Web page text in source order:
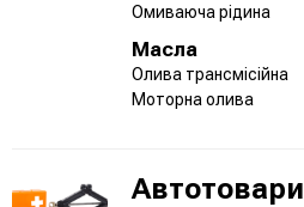
Омиваюча рідина
Масла
Олива трансмісійна
Моторна олива
Автотовари